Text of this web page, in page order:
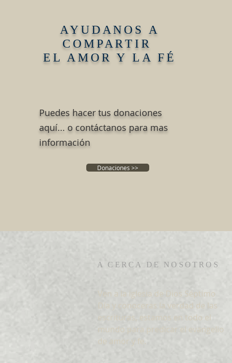
AYUDANOS A
COMPARTIR
EL AMOR Y LA FÉ
Puedes hacer tus donaciones
aquí... o contáctanos para mas
información
Donaciones >>
A CERCA DE NOSOTROS
Ven a la iglesia de Dios Séptimo
Día y conoceras la verdad de las
escrituras, estamos en todo el
mundo para predicar el evangelio
de amor y fe.